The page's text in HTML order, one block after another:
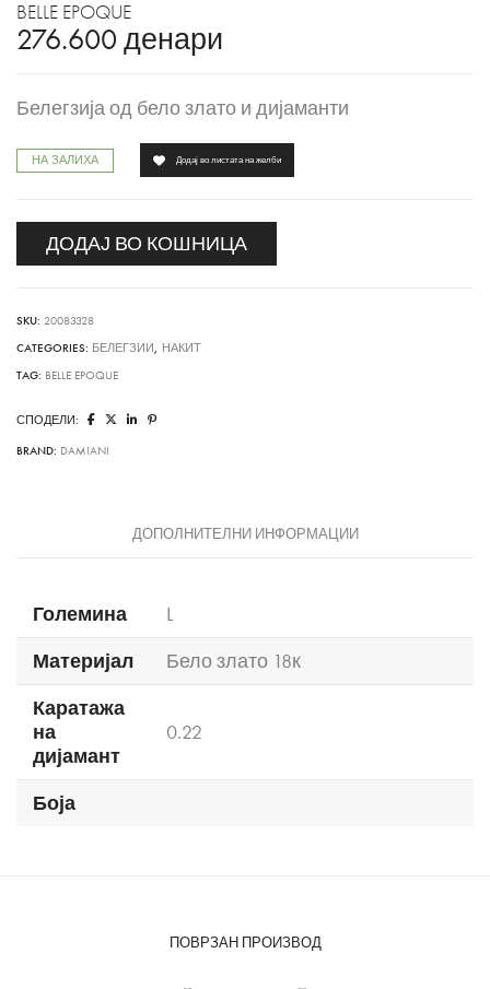
BELLE EPOQUE
276.600 денари
Белегзија од бело злато и дијаманти
НА ЗАЛИХА
ДОДАЈ ВО КОШНИЦА
Додај во листата на желби
SKU: 20083328
CATEGORIES: БЕЛЕГЗИИ, НАКИТ
TAG: BELLE EPOQUE
СПОДЕЛИ:
BRAND: DAMIANI
ДОПОЛНИТЕЛНИ ИНФОРМАЦИИ
Големина
L
Материјал
Бело злато 18к
Каратажа
на
дијамант
0.22
Боја
ПОВРЗАН ПРОИЗВОД